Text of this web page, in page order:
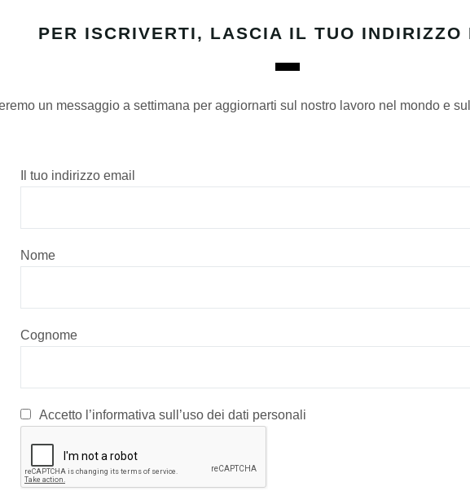
PER ISCRIVERTI, LASCIA IL TUO INDIRIZZO
un messaggio a settimana per aggiornarti sul nostro lavoro nel mondo e
Il tuo indirizzo email
Nome
Cognome
Accetto l’informativa sull’uso dei dati personali